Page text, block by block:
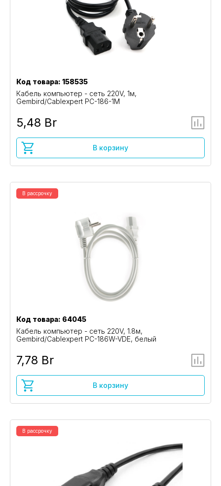
Код товара: 158535
Кабель компьютер - сеть 220V, 1м,
Gembird/Cablexpert PC-186-1M
5,48 Br
В корзину
В рассрочку
Код товара: 64045
Кабель компьютер - сеть 220V, 1.8м,
Gembird/Cablexpert PC-186W-VDE, белый
7,78 Br
В корзину
В рассрочку